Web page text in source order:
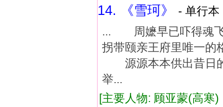
14. 《雪珂》
- 单行
... 周嬷早已吓得魂
拐带颐亲王府里唯一
源源本本供出昔
举...
[主要人物: 顾亚蒙(高